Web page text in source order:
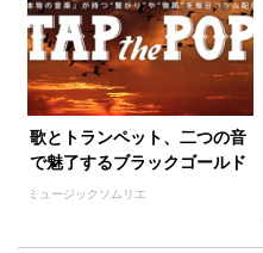
歌とトランペット、二つの音
で魅了するブラックゴールド
ミュージックソムリエ